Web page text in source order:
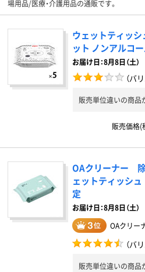
場用品/医療・介護用品の通販です。
ウェットティッシ
ット ノンアルコ
お届け日：8月8日（土）
（バ
販売単位違いの商品
販売価格(
OAクリーナー
ェットティッシ
定
お届け日：8月8日（土）
OAクリー
（バ
販売単位違いの商品